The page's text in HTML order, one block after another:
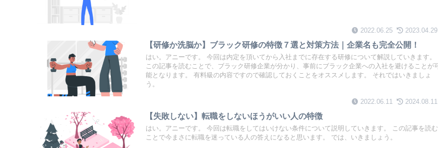
2022.06.25 2023.04.29
【研修か洗脳か】ブラック研修の特徴７選と対策方法｜企業名も完全公開！
はい。アニーです。 今回は内定を頂いてから入社までに存在する研修について解説していきます。
この記事を読むことで、ブラック研修企業が分かり、事前にブラック企業への入社を避けることが可
能となります。 有料級の内容ですので確認しておくことをオススメします。 それではいきましょ
う。
2022.06.11 2024.08.11
【失敗しない】転職をしないほうがいい人の特徴
はい。アニーです。 今回は転職をしてはいけない条件について説明していきます。 この記事を読む
ことで今まさに転職を迷っている人の答えになると思います。 では、いきましょう。